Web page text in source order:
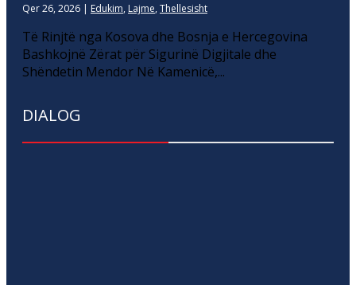
Qer 26, 2026 | Edukim, Lajme, Thellesisht
Të Rinjtë nga Kosova dhe Bosnja e Hercegovina
Bashkojnë Zërat për Sigurinë Digjitale dhe
Shëndetin Mendor Në Kamenicë,...
DIALOG